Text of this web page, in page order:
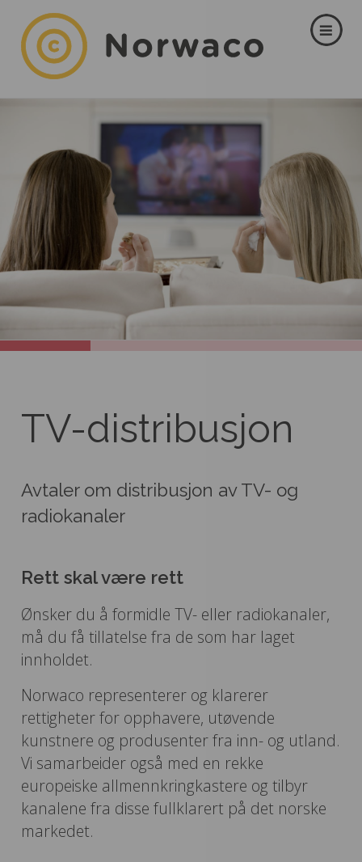
TV-distribusjon
Avtaler om distribusjon av TV- og
radiokanaler
Rett skal være rett
Ønsker du å formidle TV- eller radiokanaler,
må du få tillatelse fra de som har laget
innholdet.
Norwaco representerer og klarerer
rettigheter for opphavere, utøvende
kunstnere og produsenter fra inn- og utland.
Vi samarbeider også med en rekke
europeiske allmennkringkastere og tilbyr
kanalene fra disse fullklarert på det norske
markedet.